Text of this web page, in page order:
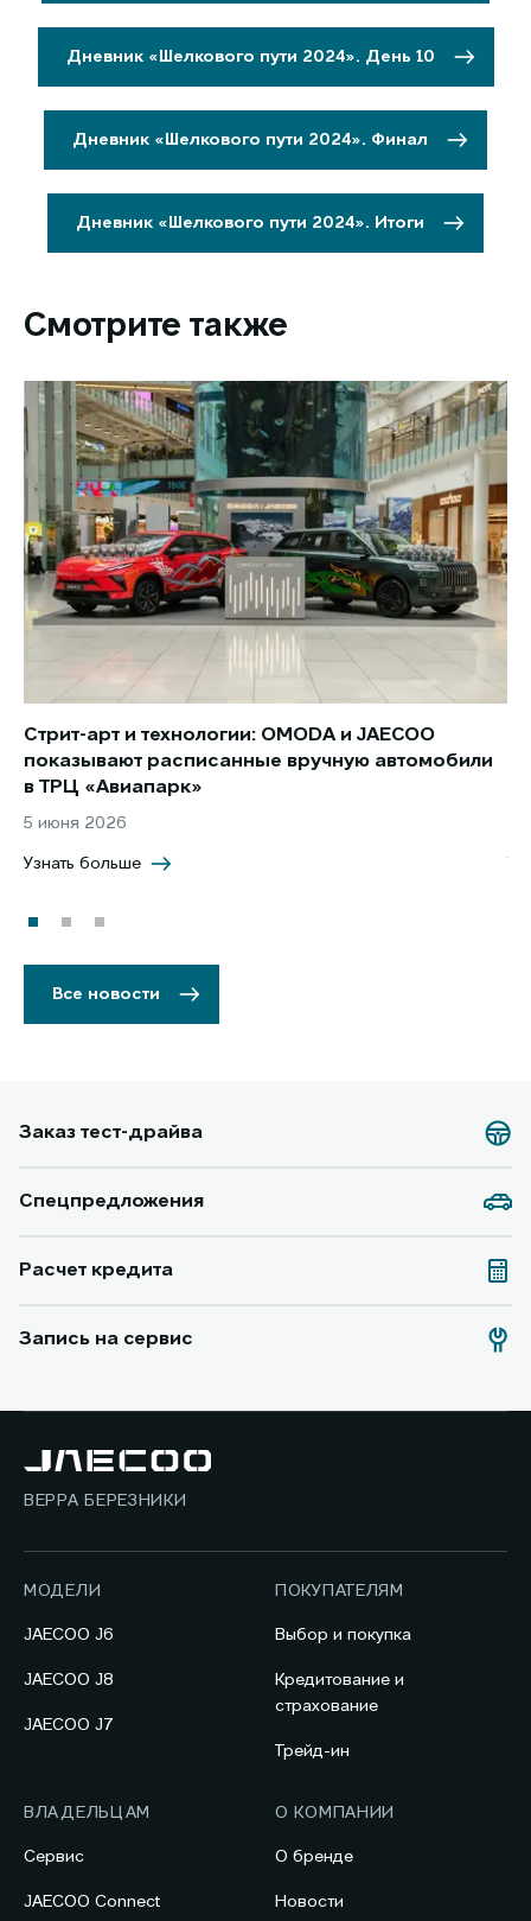
Дневник «Шелкового пути 2024». День 10
Дневник «Шелкового пути 2024». Финал
Дневник «Шелкового пути 2024». Итоги
Смотрите также
Стрит-арт и технологии: OMODA и JAECOO
показывают расписанные вручную автомобили
в ТРЦ «Авиапарк»
5 июня 2026
Узнать больше
Все новости
Заказ тест-драйва
Спецпредложения
Расчет кредита
Запись на сервис
ВЕРРА БЕРЕЗНИКИ
МОДЕЛИ
JAECOO J6
JAECOO J8
JAECOO J7
ПОКУПАТЕЛЯМ
Выбор и покупка
Кредитование и
страхование
Трейд-ин
ВЛАДЕЛЬЦАМ
Сервис
JAECOO Connect
О КОМПАНИИ
О бренде
Новости